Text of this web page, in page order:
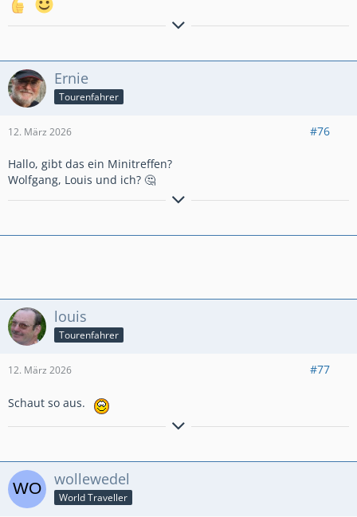
immer eine Gute Fahrt,
Louis
Ernie
Tourenfahrer
12. März 2026 #76
Hallo, gibt das ein Minitreffen?
Wolfgang, Louis und ich? 🤔
der sich auf das CTT2026
freut.....
louis
Tourenfahrer
12. März 2026 #77
Schaut so aus.
immer eine Gute Fahrt,
Louis
wollewedel
World Traveller